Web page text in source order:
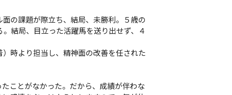
の課題が際立ち、結局、未勝利。５歳の
結局、目立った活躍馬を送り出せず、４
時より担当し、精神面の改善を任された
ことがなかった。だから、成績が伴わな